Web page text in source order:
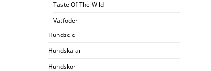
Taste Of The Wild
Våtfoder
Hundsele
Hundskålar
Hundskor